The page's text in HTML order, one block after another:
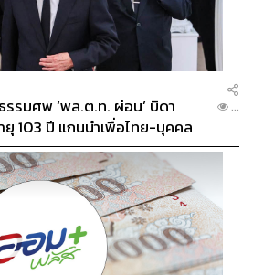
บริหารจัดการน้ำอย่างมี
ช้น้ำจากธรรมชาติ และ การเพิ่ม
‘น้ำคุณภาพสูง’ ที่สามารถส่งต่อไป
‘น้ำปราศจากแร่ธาตุ’
ซึ่งเป็นน้ำบริสุทธิ์พิเศษที่มีค่าการนำ
เมนส์ต่อเซนติเมตร (<0.2 μs/cm)
มที่ต้องการความจำเพาะสูงอย่าง
เป็นต้น
รมศพ ‘พล.ต.ท. ผ่อน’ บิดา
ยุ 103 ปี แกนนำเพื่อไทย-บุคคล
...